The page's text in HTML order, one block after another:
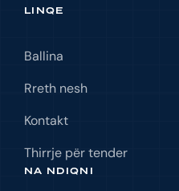
LINQE
Ballina
Rreth nesh
Kontakt
Thirrje për tender
NA NDIQNI